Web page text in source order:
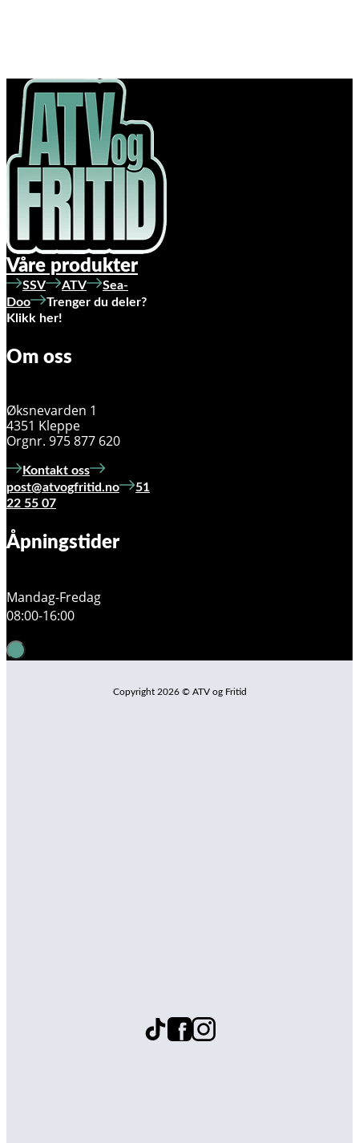
Våre produkter
SSV ATV
Sea-
Doo
Trenger du deler?
Klikk her!
Om oss
Øksnevarden 1
4351 Kleppe
Orgnr. 975 877 620
Kontakt oss
post@atvogfritid.no
51
22 55 07
Åpningstider
Mandag-Fredag
08:00-16:00
Copyright 2026 © ATV og Fritid